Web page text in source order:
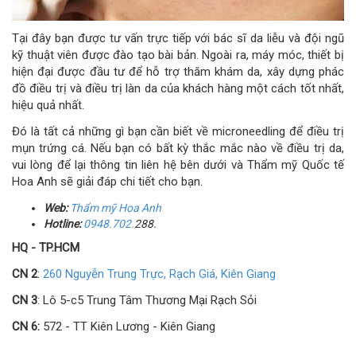
Tại đây bạn được tư vấn trực tiếp với bác sĩ da liễu và đội ngũ
kỹ thuật viên được đào tạo bài bản. Ngoài ra, máy móc, thiết bị
hiện đại được đầu tư để hỗ trợ thăm khám da, xây dựng phác
đồ điều trị và điều trị làn da của khách hàng một cách tốt nhất,
hiệu quả nhất.
Đó là tất cả những gì bạn cần biết về microneedling để điều trị
mụn trứng cá. Nếu bạn có bất kỳ thắc mắc nào về điều trị da,
vui lòng để lại thông tin liên hệ bên dưới và Thẩm mỹ Quốc tế
Hoa Anh sẽ giải đáp chi tiết cho bạn.
Web:ThẩmmỹHoa Anh
Hotline: 0948.702.288.
HQ - TP.HCM
CN 2: 260 Nguyễn Trung Trực, Rạch Giá, Kiên Giang
CN 3: Lô 5-c5 Trung Tâm Thương Mại Rạch Sỏi
CN 6: 572 - TT Kiên Lương - Kiên Giang